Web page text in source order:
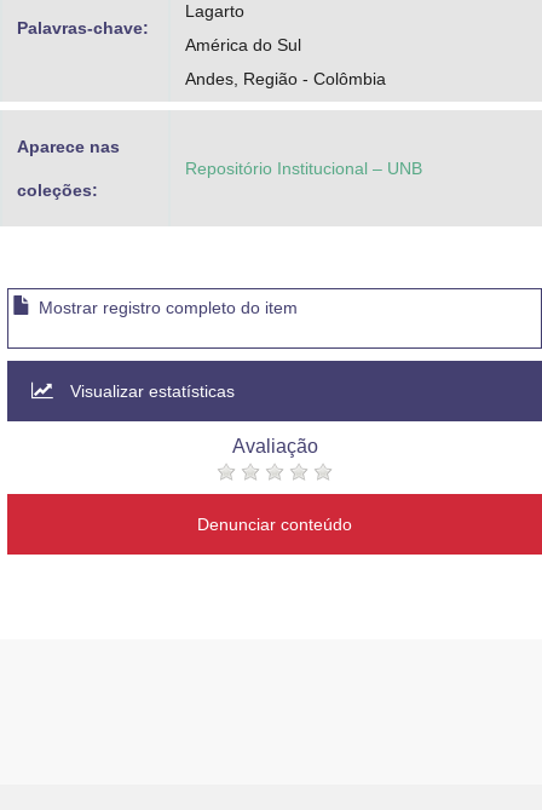
Palavras-chave:
Lagarto
América do Sul
Andes, Região - Colômbia
Aparece nas
coleções:
Repositório Institucional – UNB
Mostrar registro completo do item
Visualizar estatísticas
Avaliação
Denunciar conteúdo